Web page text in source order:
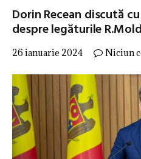
Dorin Recean discută
despre legăturile
26 ianuarie 2024 Niciun